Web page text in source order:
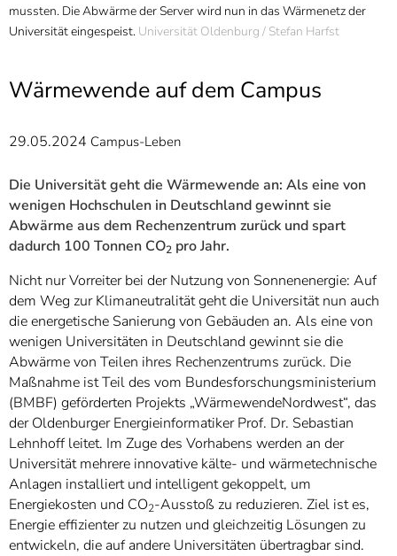
mussten. Die Abwärme der Server wird nun in das Wärmenetz der
Universität eingespeist. Universität Oldenburg / Stefan Harfst
Wärmewende auf dem Campus
29.05.2024 Campus-Leben
Die Universität geht die Wärmewende an: Als eine von
wenigen Hochschulen in Deutschland gewinnt sie
Abwärme aus dem Rechenzentrum zurück und spart
dadurch 100 Tonnen CO2 pro Jahr.
Nicht nur Vorreiter bei der Nutzung von Sonnenenergie: Auf
dem Weg zur Klimaneutralität geht die Universität nun auch
die energetische Sanierung von Gebäuden an. Als eine von
wenigen Universitäten in Deutschland gewinnt sie die
Abwärme von Teilen ihres Rechenzentrums zurück. Die
Maßnahme ist Teil des vom Bundesforschungsministerium
(BMBF) geförderten Projekts „WärmewendeNordwest“, das
der Oldenburger Energieinformatiker Prof. Dr. Sebastian
Lehnhoff leitet. Im Zuge des Vorhabens werden an der
Universität mehrere innovative kälte- und wärmetechnische
Anlagen installiert und intelligent gekoppelt, um
Energiekosten und CO2-Ausstoß zu reduzieren. Ziel ist es,
Energie effizienter zu nutzen und gleichzeitig Lösungen zu
entwickeln, die auf andere Universitäten übertragbar sind.